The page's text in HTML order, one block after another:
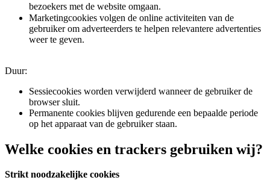
bezoekers met de website omgaan.
Marketingcookies volgen de online activiteiten van de
gebruiker om adverteerders te helpen relevantere advertenties
weer te geven.
Duur:
Sessiecookies worden verwijderd wanneer de gebruiker de
browser sluit.
Permanente cookies blijven gedurende een bepaalde periode
op het apparaat van de gebruiker staan.
Welke cookies en trackers gebruiken wij?
Strikt noodzakelijke cookies